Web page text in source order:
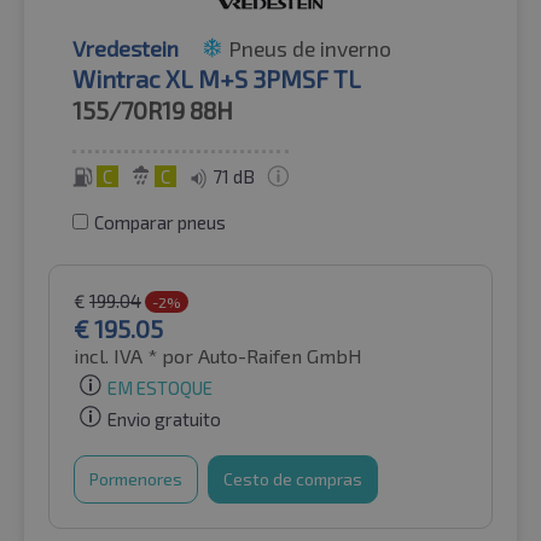
Vredestein Pneus de inverno
Wintrac XL M+S 3PMSF TL
155/70R19 88H
C C 71 dB
Comparar pneus
€ 199.04 -2%
€195.05
incl. IVA * por Auto-Raifen GmbH
EM ESTOQUE
Envio gratuito
Pormenores Cesto de compras